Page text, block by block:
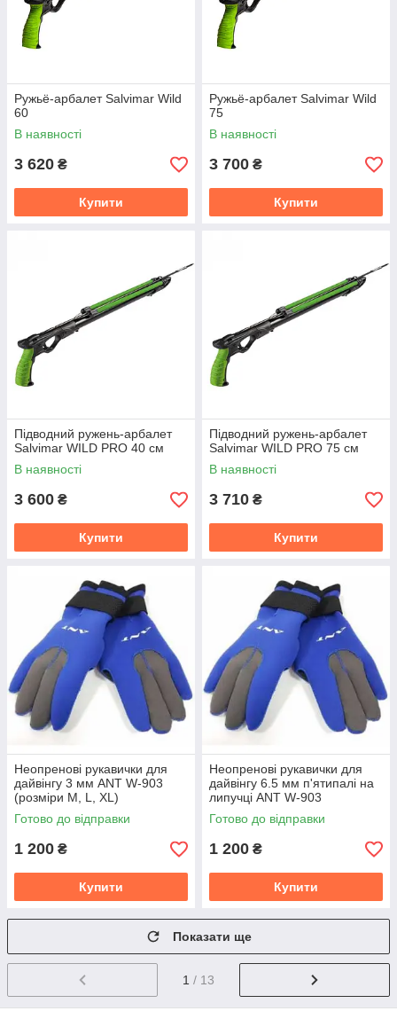
Ружьё-арбалет Salvimar Wild
60
В наявності
3 620 ₴
Купити
Ружьё-арбалет Salvimar Wild
75
В наявності
3 700 ₴
Купити
Підводний ружень-арбалет
Salvimar WILD PRO 40 см
В наявності
3 600 ₴
Купити
Підводний ружень-арбалет
Salvimar WILD PRO 75 см
В наявності
3 710 ₴
Купити
Неопренові рукавички для
дайвінгу 3 мм ANT W-903
(розміри M, L, XL)
Готово до відправки
1 200 ₴
Купити
Неопренові рукавички для
дайвінгу 6.5 мм п'ятипалі на
липучці ANT W-903
Готово до відправки
1 200 ₴
Купити
Показати ще
1 / 13